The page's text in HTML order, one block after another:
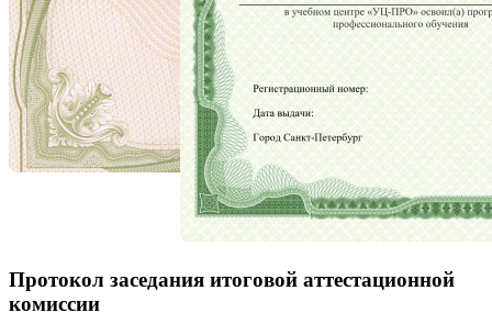
Протокол заседания итоговой аттестационной
комиссии